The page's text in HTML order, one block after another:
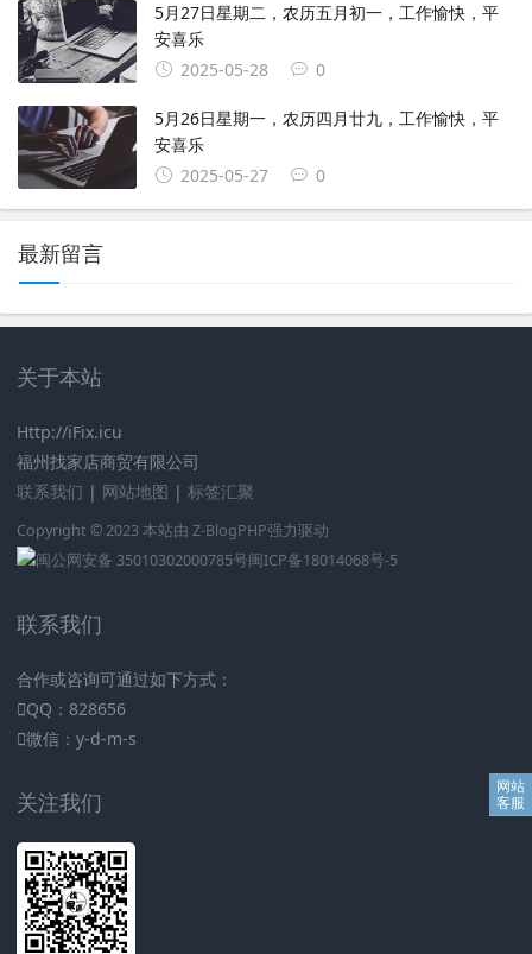
5月27日星期二，农历五月初一，工作愉快，平
安喜乐
2025-05-28
0
5月26日星期一，农历四月廿九，工作愉快，平
安喜乐
2025-05-27
0
最新留言
关于本站
Http://iFix.icu
福州找家店商贸有限公司
联系我们 | 网站地图 | 标签汇聚
Copyright © 2023 本站由 Z-BlogPHP强力驱动
闽公网安备 35010302000785号闽ICP备18014068号-5
联系我们
合作或咨询可通过如下方式：
QQ：828656
微信：y-d-m-s
关注我们